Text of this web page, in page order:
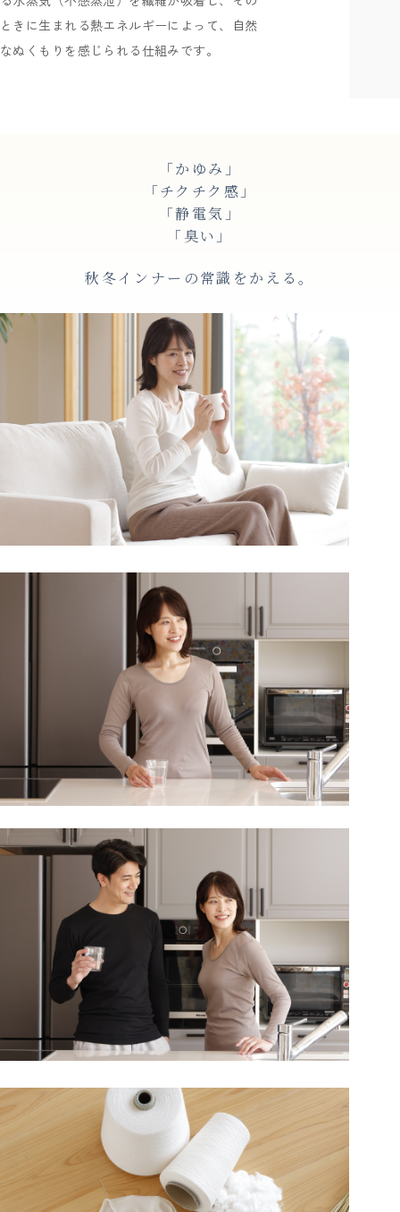
ときに生まれる熱エネルギーによって、自然
なぬくもりを感じられる仕組みです。
「かゆみ」
「チクチク感」
「静電気」
「臭い」
秋冬インナーの常識をかえる。